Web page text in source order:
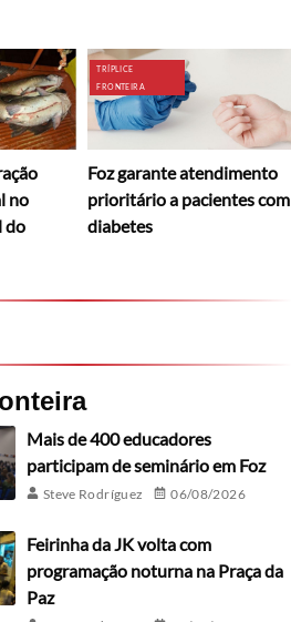
no
do
TRÍPLICE
FRONTEIRA
Foz garante atendimento
prioritário a pacientes com
diabetes
Mais de 400 educadores
participam de seminário em Foz
Steve Rodríguez 06/08/2026
Feirinha da JK volta com
programação noturna na Praça da
Paz